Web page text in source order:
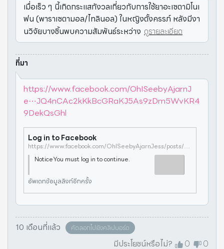
เมื่อเร็ว ๆ นี้เกิดกระแสกังวลเกี่ยวกับการใช้ยาอะเซตามิโนเ
ฟน (พาราเซตามอล/ไทลินอล) ในหญิงตั้งครรภ์ หลังมีงา
นวิจัยบางชิ้นพบความสัมพันธ์ระหว่าง ดูรายละเอียด
ที่มา
https://www.facebook.com/OhISeebyAjarnJ
e⋯JQ4nCAc2kKkBcGRaKJ5As9zDm5WvKR4
9DekQsGhl
Log in to Facebook
https://www.facebook.com/OhISeebyAjarnJess/posts/pfbid0UHmEZGFbG7srNFeWRQbz9CRTqJQ4nCAc2kKkBcGRaKJ5As9zDm5WvKR49DekQsGhl
NoticeYou must log in to continue.
อัพเดทข้อมูลลิงก์อีกครั้ง
10 เดือนที่แล้ว คัดลอกไปยังคลิปบอร์ด
มีประโยชน์หรือไม่? 0 0